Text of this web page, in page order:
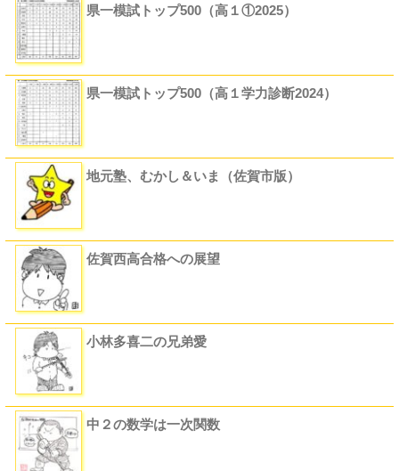
県一模試トップ500（高１①2025）
県一模試トップ500（高１学力診断2024）
地元塾、むかし＆いま（佐賀市版）
佐賀西高合格への展望
小林多喜二の兄弟愛
中２の数学は一次関数